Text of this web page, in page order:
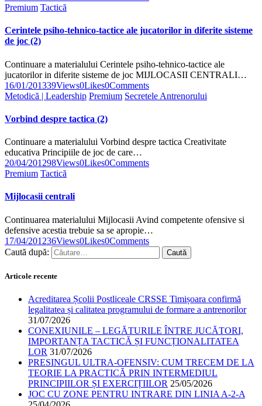
Premium Tactică
Cerintele psiho-tehnico-tactice ale jucatorilor in diferite sisteme
de joc (2)
Continuare a materialului Cerintele psiho-tehnico-tactice ale
jucatorilor in diferite sisteme de joc MIJLOCASII CENTRALI…
16/01/201339Views0Likes0Comments
Metodică | Leadership Premium Secretele Antrenorului
Vorbind despre tactica (2)
Continuare a materialului Vorbind despre tactica Creativitate
educativa Principiile de joc de care…
20/04/201298Views0Likes0Comments
Premium Tactică
Mijlocasii centrali
Continuarea materialului Mijlocasii Avind competente ofensive si
defensive acestia trebuie sa se apropie…
17/04/201236Views0Likes0Comments
Caută după:
Articole recente
Acreditarea Școlii Postliceale CRSSE Timișoara confirmă
legalitatea și calitatea programului de formare a antrenorilor
31/07/2026
CONEXIUNILE – LEGĂTURILE ÎNTRE JUCĂTORI,
IMPORTANȚA TACTICĂ ȘI FUNCȚIONALITATEA
LOR 31/07/2026
PRESINGUL ULTRA-OFENSIV: CUM TRECEM DE LA
TEORIE LA PRACTICĂ PRIN INTERMEDIUL
PRINCIPIILOR ȘI EXERCIȚIILOR 25/05/2026
JOC CU ZONE PENTRU INTRARE DIN LINIA A-2-A